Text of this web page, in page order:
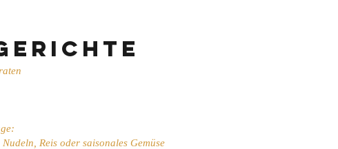
Reis oder saisonales Gemüse